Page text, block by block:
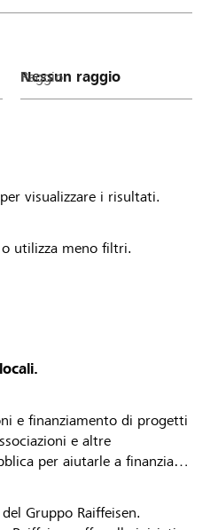
Raggio
visualizzare i risultati.
utilizza meno filtri.
e finanziamento di progetti
e altre
per aiutarle a finanziare
Gruppo Raiffeisen.